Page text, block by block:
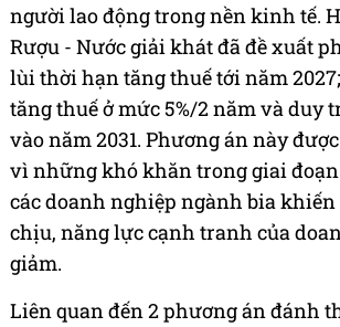
người lao động trong nền kinh tế.
Rượu - Nước giải khát đã đề xuất
lùi thời hạn tăng thuế tới năm
tăng thuế ở mức 5%/2 năm và duy
vào năm 2031. Phương án này
vì những khó khăn trong giai
các doanh nghiệp ngành bia
chịu, năng lực cạnh tranh của
giảm.
Liên quan đến 2 phương án đánh